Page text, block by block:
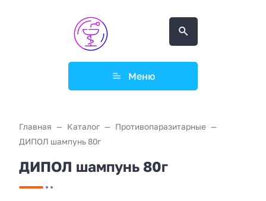
Меню
Главная Каталог
Противопаразитарные
ДИПОЛ шампунь 80г
ДИПОЛ шампунь 80г